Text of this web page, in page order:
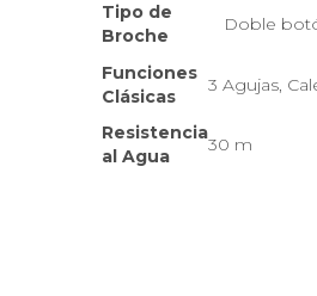
Tipo de
Broche
Doble
Funciones
Clásicas
3 Agujas,
Resistencia
al Agua
30 m